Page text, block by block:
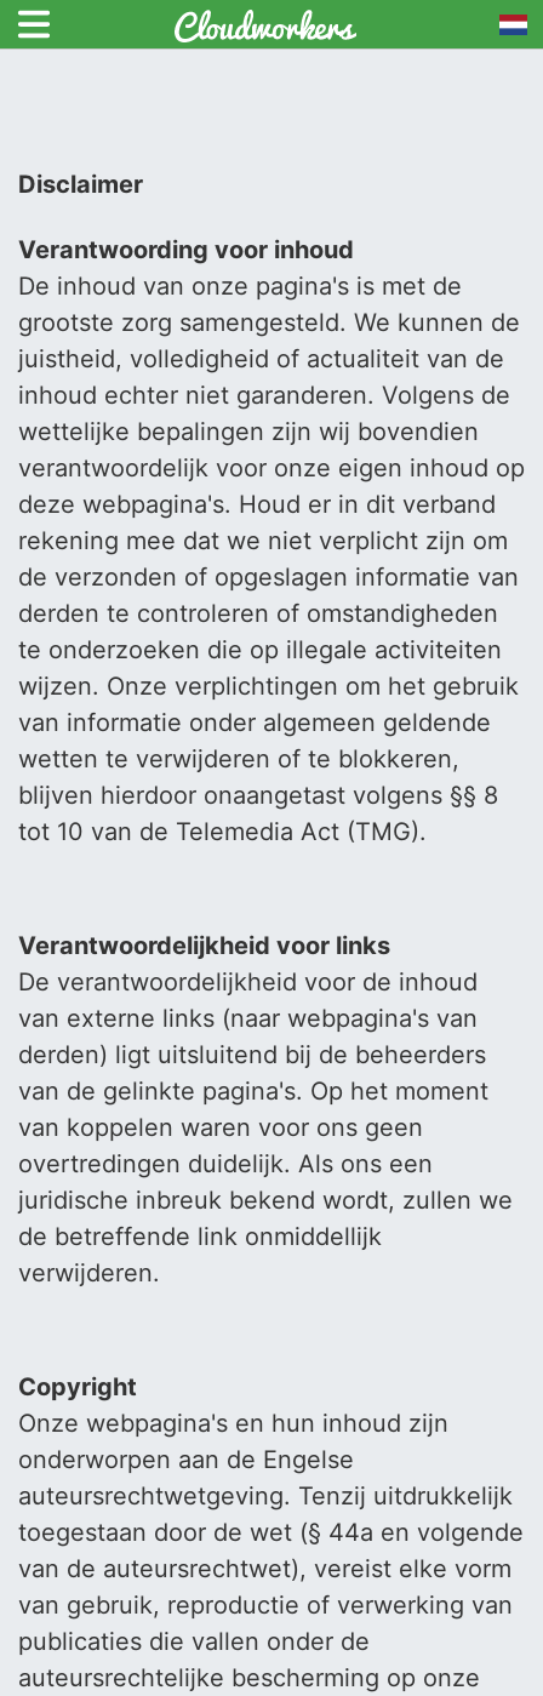
Disclaimer
Verantwoording voor inhoud
De inhoud van onze pagina's is met de
grootste zorg samengesteld. We kunnen de
juistheid, volledigheid of actualiteit van de
inhoud echter niet garanderen. Volgens de
wettelijke bepalingen zijn wij bovendien
verantwoordelijk voor onze eigen inhoud op
deze webpagina's. Houd er in dit verband
rekening mee dat we niet verplicht zijn om
de verzonden of opgeslagen informatie van
derden te controleren of omstandigheden
te onderzoeken die op illegale activiteiten
wijzen. Onze verplichtingen om het gebruik
van informatie onder algemeen geldende
wetten te verwijderen of te blokkeren,
blijven hierdoor onaangetast volgens §§ 8
tot 10 van de Telemedia Act (TMG).
Verantwoordelijkheid voor links
De verantwoordelijkheid voor de inhoud
van externe links (naar webpagina's van
derden) ligt uitsluitend bij de beheerders
van de gelinkte pagina's. Op het moment
van koppelen waren voor ons geen
overtredingen duidelijk. Als ons een
juridische inbreuk bekend wordt, zullen we
de betreffende link onmiddellijk
verwijderen.
Copyright
Onze webpagina's en hun inhoud zijn
onderworpen aan de Engelse
auteursrechtwetgeving. Tenzij uitdrukkelijk
toegestaan ​​door de wet (§ 44a en volgende
van de auteursrechtwet), vereist elke vorm
van gebruik, reproductie of verwerking van
publicaties die vallen onder de
auteursrechtelijke bescherming op onze